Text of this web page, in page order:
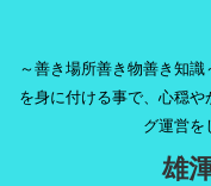
～善き場所善き物善き知
を身に付ける事で、心穏
グ運営を
雄